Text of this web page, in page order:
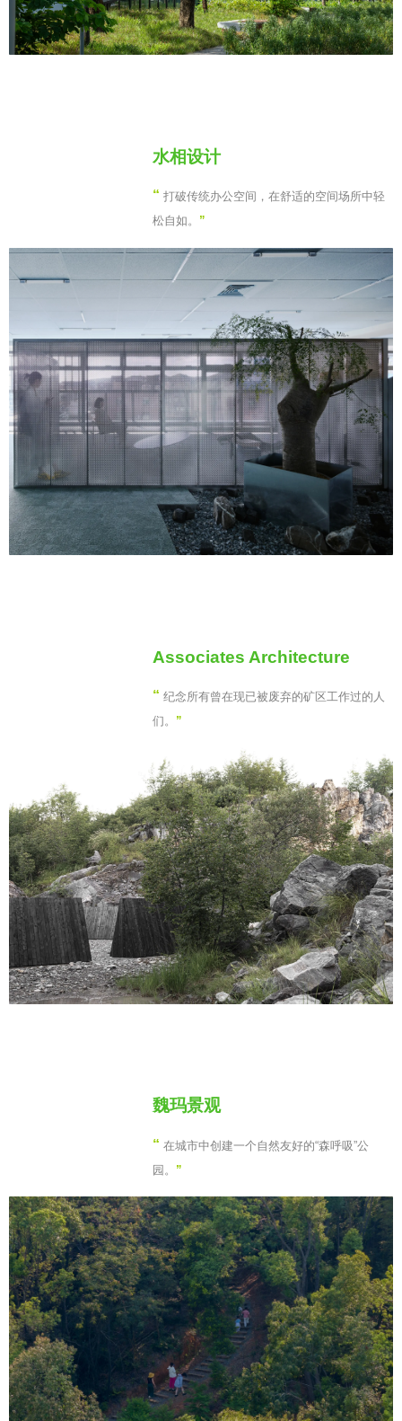
水相设计
“ 打破传统办公空间，在舒适的空间场所中轻
松自如。 ”
Associates Architecture
“ 纪念所有曾在现已被废弃的矿区工作过的人
们。 ”
魏玛景观
“ 在城市中创建一个自然友好的“森呼吸”公
园。 ”